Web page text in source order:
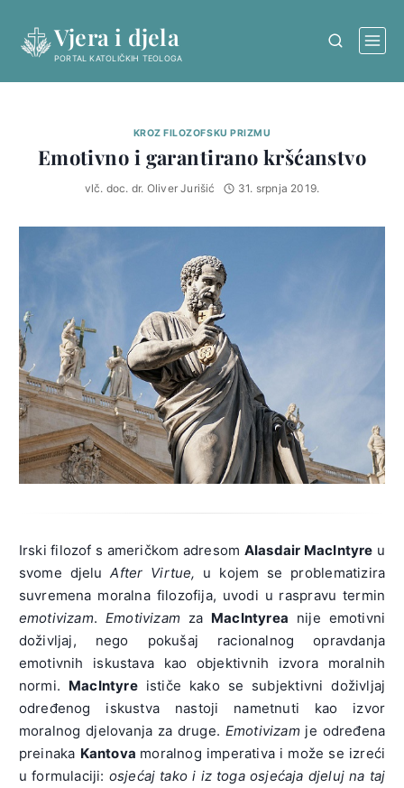
content
Vjera i djela
PORTAL KATOLIČKIH TEOLOGA
KROZ FILOZOFSKU PRIZMU
Emotivno i garantirano kršćanstvo
vlč. doc. dr. Oliver Jurišić 31. srpnja 2019.
Irski filozof s američkom adresom Alasdair MacIntyre u
svome djeluAfter Virtue, u kojem se problematizira
suvremena moralna filozofija, uvodi u raspravu termin
emotivizam. Emotivizam za MacIntyrea nije emotivni
doživljaj, nego pokušaj racionalnog opravdanja
emotivnih iskustava kao objektivnih izvora moralnih
normi. MacIntyreističe kako se subjektivni doživljaj
određenog iskustva nastoji nametnuti kao izvor
moralnog djelovanja za druge. Emotivizamje određena
preinaka Kantova moralnog imperativa i može se izreći
u formulaciji: osjećaj tako i iz toga osjećaja djeluj na taj